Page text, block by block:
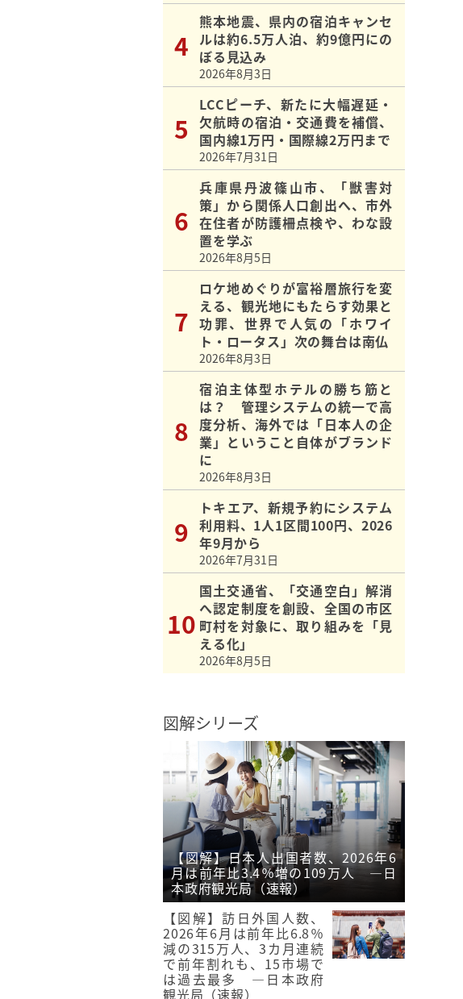
熊本地震、県内の宿泊キャンセ
ルは約6.5万人泊、約9億円にの
ぼる見込み
2026年8月3日
LCCピーチ、新たに大幅遅延・
欠航時の宿泊・交通費を補償、
国内線1万円・国際線2万円まで
2026年7月31日
兵庫県丹波篠山市、「獣害対
策」から関係人口創出へ、市外
在住者が防護柵点検や、わな設
置を学ぶ
2026年8月5日
ロケ地めぐりが富裕層旅行を変
える、観光地にもたらす効果と
功罪、世界で人気の「ホワイ
ト・ロータス」次の舞台は南仏
2026年8月3日
宿泊主体型ホテルの勝ち筋と
は？ 管理システムの統一で高
度分析、海外では「日本人の企
業」ということ自体がブランド
に
2026年8月3日
トキエア、新規予約にシステム
利用料、1人1区間100円、2026
年9月から
2026年7月31日
国土交通省、「交通空白」解消
へ認定制度を創設、全国の市区
町村を対象に、取り組みを「見
える化」
2026年8月5日
図解シリーズ
【図解】日本人出国者数、2026年6
月は前年比3.4％増の109万人 ―日
本政府観光局（速報）
【図解】訪日外国人数、
2026年6月は前年比6.8％
減の315万人、3カ月連続
で前年割れも、15市場で
は過去最多 ―日本政府
観光局（速報）